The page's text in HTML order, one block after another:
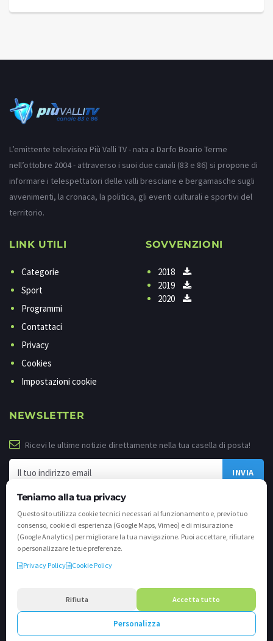
Teniamo alla tua privacy
Questo sito utilizza cookie tecnici necessari al funzionamento e, previo tuo
consenso, cookie di esperienza (Google Maps, Vimeo) e di misurazione
(Google Analytics) per migliorare la tua navigazione. Puoi accettare, rifiutare
o personalizzare le tue preferenze.
Privacy Policy
Cookie Policy
Personalizza
Rifiuta Accetta tutto
L’emittente televisiva Più Valli TV - nata a Darfo Boario Terme
nell’ottobre 2004 - attraverso i suoi due canali (83 e 86) si propone di
informare i telespettatori delle valli bresciane e bergamasche sugli
avvenimenti, la cronaca, la politica, gli eventi culturali e sportivi del
territorio.
LINK UTILI
Categorie
Sport
Programmi
Contattaci
Privacy
Cookies
Impostazioni cookie
SOVVENZIONI
2018
2019
2020
NEWSLETTER
Ricevi le ultime notizie direttamente nella tua casella di posta!
Darfo Boario Terme (Bs) P.IVA e C.F. 02539810982 - REA / CCIAA (Bs) n. 458309
cap. soc. €894.900,00 i.v.
Crea.one